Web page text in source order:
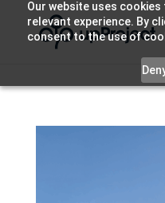
Our website uses
relevant experience. By
consent to the use of